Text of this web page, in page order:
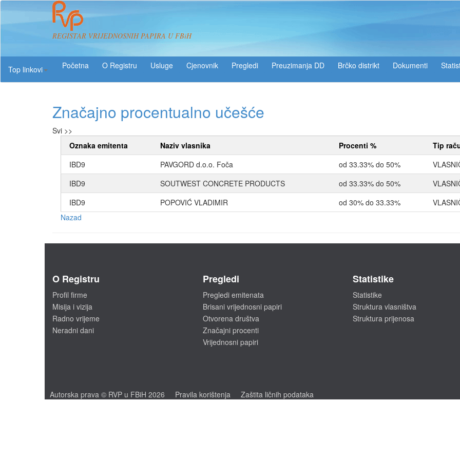
REGISTAR VRIJEDNOSNIH PAPIRA U FBiH
Top linkovi
O Registru Usluge Pregledi Preuzimanja DD Brčko distrikt Dokumenti
Značajno procentualno učešće
Svi >>
Oznaka emitenta
Naziv vlasnika Procenti %
Tip
IBD9
PAVGORD d.o.o. Foča od 33.33% do 50%
IBD9
SOUTWEST CONCRETE PRODUCTS od 33.33% do 50%
IBD9
POPOVIĆ VLADIMIR od 30% do 33.33%
Nazad
O Registru
Profil firme
Misija i vizija
Radno vrijeme
Neradni dani
Pregledi
Pregledi emitenata
Brisani vrijednosni papiri
Otvorena društva
Značajni procenti
Vrijednosni papiri
Statistike
Statistike
Struktura vlasništva
Struktura prijenosa
Autorska prava © RVP u FBiH 2026 Pravila korištenja Zaštita ličnih podataka